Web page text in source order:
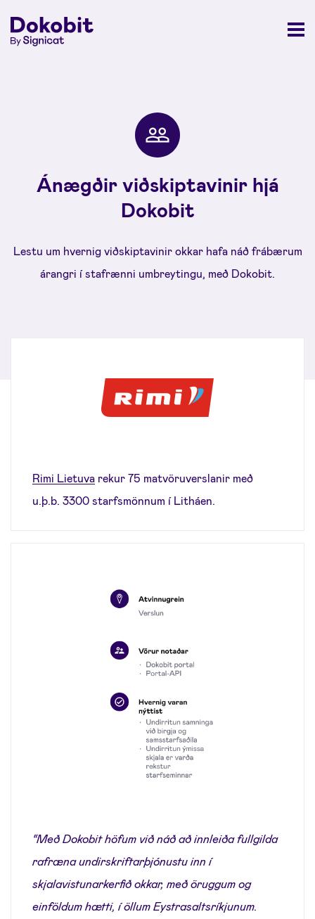
Ánægðir viðskiptavinir hjá
Dokobit
Lestu um hvernig viðskiptavinir okkar hafa náð frábærum
árangri í stafrænni umbreytingu, með Dokobit.
Rimi Lietuva rekur 75 matvöruverslanir með
u.þ.b. 3300 starfsmönnum í Litháen.
“Með Dokobit höfum við náð að innleiða fullgilda
rafræna undirskriftarþjónustu inn í
skjalavistunarkerfið okkar, með öruggum og
einföldum hætti, í öllum Eystrasaltsríkjunum.